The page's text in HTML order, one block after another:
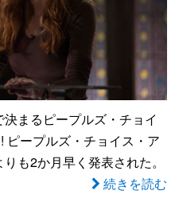
まるピープルズ・チョイ
ピープルズ・チョイス・ア
も2か月早く発表された。
続きを読む